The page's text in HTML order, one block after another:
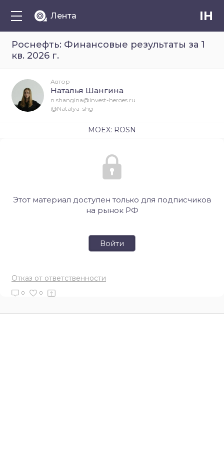
Лента IH
Роснефть: Финансовые результаты за 1
кв. 2026 г.
Этот материал доступен только для подписчиков
на рынок РФ
Войти
Отказ от ответственности
0 0
Автор
Наталья Шангина
n.shangina@invest-heroes.ru
@Natalya_shg
MOEX: ROSN